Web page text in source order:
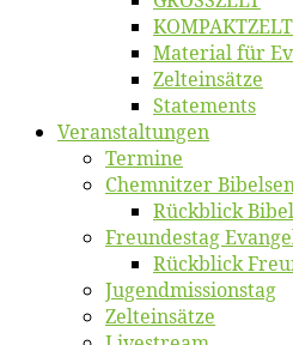
KOMPAKTZELT
Ma­te­ri­al für
Zelt­ein­sät­ze
State­ments
Ver­an­stal­tun­gen
Ter­mi­ne
Chemnit­zer
Rück­blick
Freun­des­tag
Rück­blick
Jugend­mis­sions­tag
Zelt­ein­sät­ze